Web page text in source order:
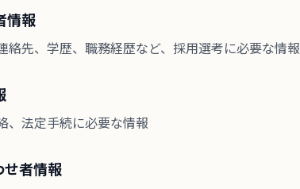
情報
絡先、学歴、職務経歴など、採用選考に必要な情報
、法定手続に必要な情報
せ者情報